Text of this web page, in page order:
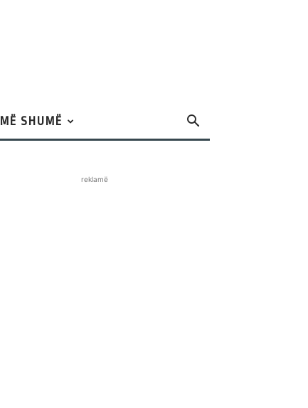
MË SHUMË
reklamë